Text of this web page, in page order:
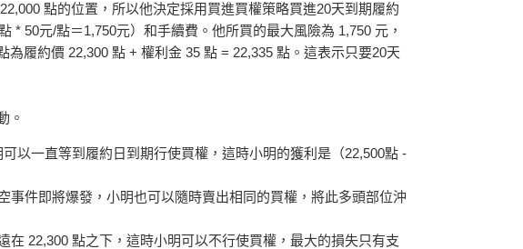
點的位置，所以他決定採用買進買權策略買進20天到期履約
* 50元/點＝1,750元）和手續費。他所買的最大風險為 1,750 元，
履約價 22,300 點 + 權利金 35 點 = 22,335 點。這表示只要20天
。
以一直等到履約日到期行使買權，這時小明的獲利是（22,500點 -
件即將爆發，小明也可以隨時賣出相同的買權，將此多頭部位沖
22,300 點之下，這時小明可以不行使買權，最大的損失只有支